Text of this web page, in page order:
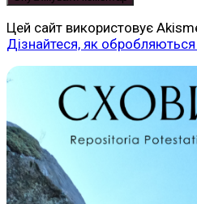
Цей сайт використовує
Дізнайтеся, як